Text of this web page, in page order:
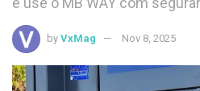
by VxMag Nov 8, 2025